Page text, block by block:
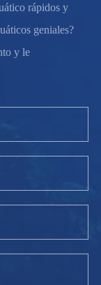
rápidos y
geniales?
y le